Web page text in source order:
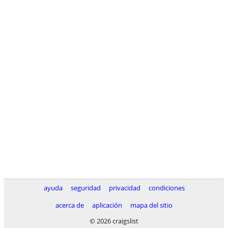
ayuda seguridad privacidad
condiciones
acerca de
aplicación
mapa del sitio
© 2026 craigslist